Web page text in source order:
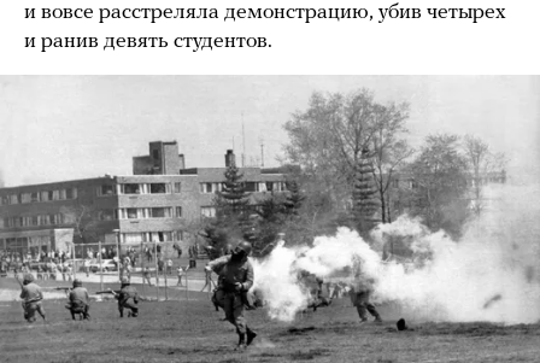
и вовсе расстреляла демонстрацию, убив четырех
и ранив девять студентов.